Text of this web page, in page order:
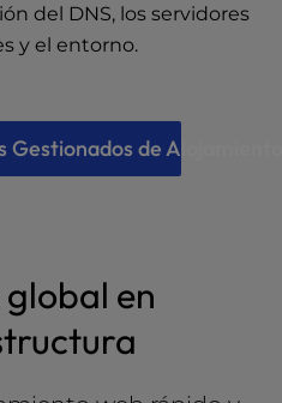
del DNS, los servidores
y el entorno.
Gestionados de Alojamiento
global en